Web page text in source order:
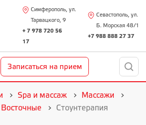
Симферополь, ул.
Тарвацкого, 9
+ 7 978 720 56
17
Севастополь, ул.
Б. Морская 48/1
+7 988 888 27 37
Записаться на прием
Spa и массаж
Массажи
Восточные Стоунтерапия